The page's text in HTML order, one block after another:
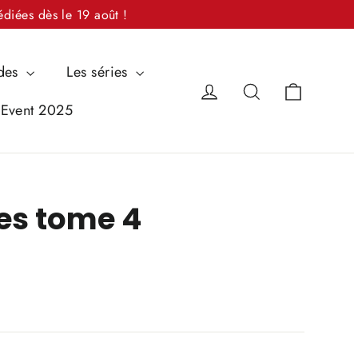
dès le 19 août !
Les séries
2025
Se connecter
Rechercher
tome 4